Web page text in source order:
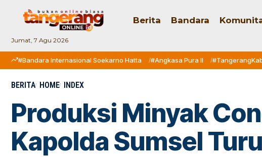
Jumat, 7 Agu 2026
Berita Bandara
#Bandara Internasional Soekarno Hatta #Angkasa Pura II
BERITA HOME INDEX
Produksi Minyak
Kapolda Sumsel